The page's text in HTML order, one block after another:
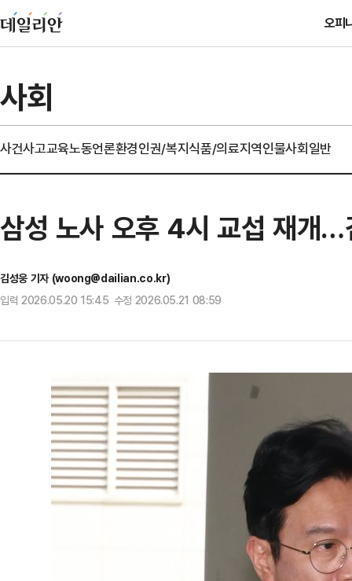
오피
사회
사건사고교육노동언론환경인권/복지식품/의료지역인물사회일반
삼성 노사 오후 4시 교섭 재개…
김성웅 기자 (woong@dailian.co.kr)
입력 2026.05.20 15:45 수정 2026.05.21 08:59